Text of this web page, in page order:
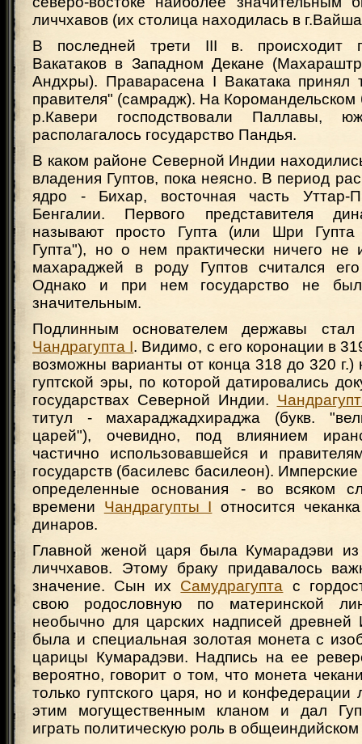
личчхавов (их столица находилась в
В последней трети III в. происходит
Вакатаков в Западном Декане
Андхры). Праварасена I Вакатака принял
правителя" (самрадж). На Коромандельском
р.Кавери господствовали Паллавы,
располагалось государство Пандья.
В каком районе Северной Индии
владения Гуптов, пока неясно. В период
ядро - Бихар, восточная часть Уттар-
Бенгалии. Первого представителя
называют просто Гупта (или Шри
Гупта"), но о нем практически ничего не
махараджей в роду Гуптов считался
Однако и при нем государство не
значительным.
Подлинным основателем державы стал
Чандрагупта I. Видимо, с его коронации в
возможны варианты от конца 318 до 320 г.)
гуптской эры, по которой датировались
государствах Северной Индии.
титул - махараджадхираджа (букв.
царей"), очевидно, под влиянием
частично использовавшейся и
государств (басилевс басилеон).
определенные основания - во всяком
времени Чандрагупты I относится
динаров.
Главной женой царя была Кумарадэви из
личчхавов. Этому браку придавалось
значение. Сын их Самудрагупта с
свою родословную по материнской
необычно для царских надписей
была и специальная золотая монета с
царицы Кумарадэви. Надпись на ее
вероятно, говорит о том, что монета
только гуптского царя, но и конфедерации
этим могущественным кланом и дал
играть политическую роль в